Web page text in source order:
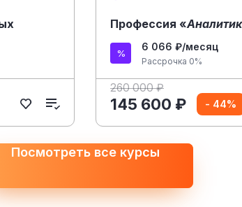
Профессия «
6 066 ₽/месяц
Рассрочка 0%
260 000 ₽
145 600 ₽ - 44%
Посмотреть все курсы